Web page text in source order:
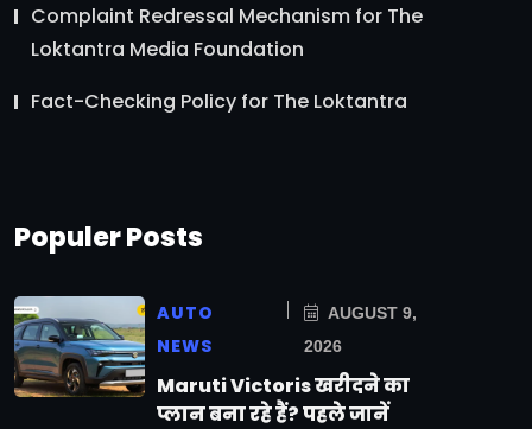
Complaint Redressal Mechanism for The
Loktantra Media Foundation
Fact-Checking Policy for The Loktantra
Populer Posts
AUTO
NEWS
AUGUST 9,
2026
Maruti Victoris खरीदने का
प्लान बना रहे हैं? पहले जानें